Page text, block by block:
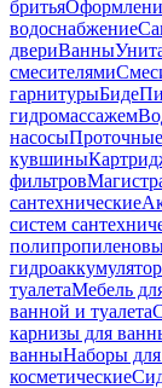
бритья
водоснабжение
двериВанны
смесителями
гарнитурыБиде
гидромассажем
насосы
кувшины
фильтров
сантехнические
систем
туалетаМебель
ванной и туалета
карнизы для
ванныНаборы для
косметические